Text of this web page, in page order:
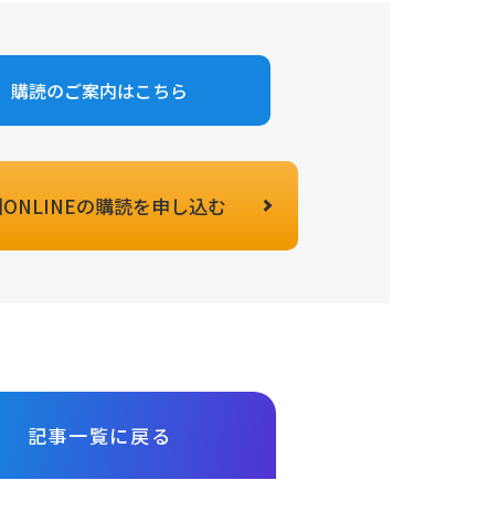
購読のご案内はこちら
の購読を申し込む
記事一覧に戻る